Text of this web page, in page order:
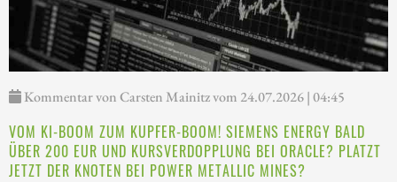
Kommentar von Carsten Mainitz vom 24.07.2026 | 04:45
VOM KI-BOOM ZUM KUPFER-BOOM! SIEMENS ENERGY BALD
ÜBER 200 EUR UND KURSVERDOPPLUNG BEI ORACLE? PLATZT
JETZT DER KNOTEN BEI POWER METALLIC MINES?